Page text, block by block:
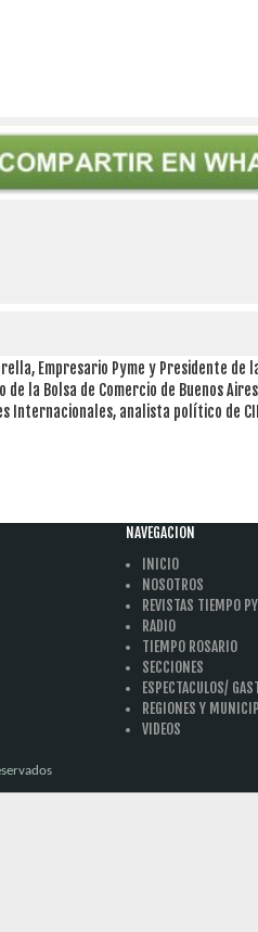
Empresario Pyme y Presidente de
de la Bolsa de Comercio de Buenos
Internacionales, analista político de
NAVEGACION
INICIO
NOSOTROS
REVISTAS TIEMPO
RADIO
TIEMPO ROSARIO
SECCIONES
ESPECTACULOS/
REGIONES Y
VIDEOS